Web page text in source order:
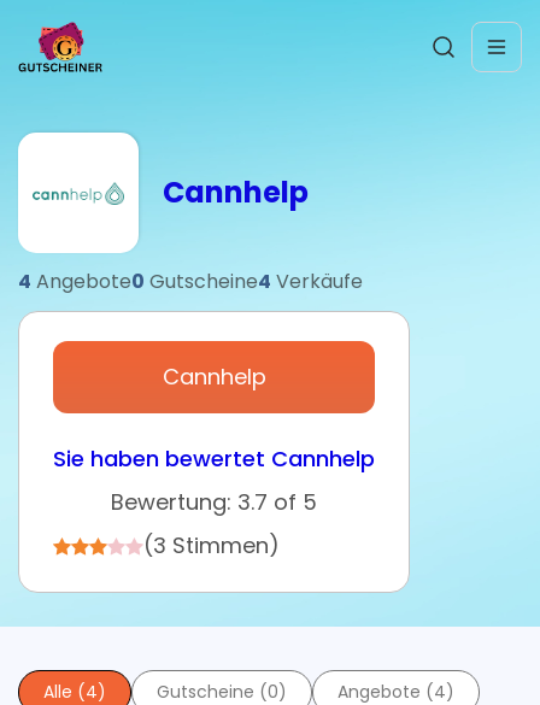
Cannhelp
4 Angebote0 Gutscheine4 Verkäufe
Cannhelp
Sie haben bewertet Cannhelp
Bewertung: 3.7 of 5
(3 Stimmen)
Alle (4) Gutscheine (0) Angebote (4)